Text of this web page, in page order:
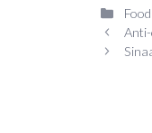
Food